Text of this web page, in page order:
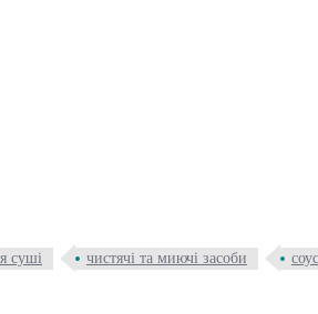
суші чистячі та миючі засоби